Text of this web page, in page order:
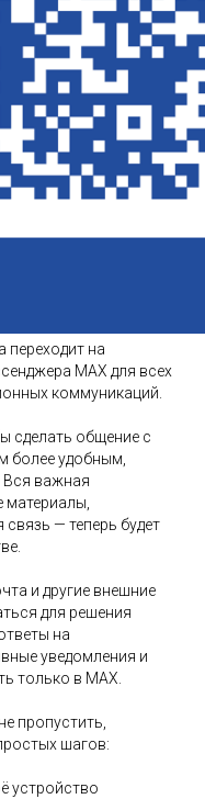
переходит на
МАХ для всех
коммуникаций.
сделать общение с
более удобным,
важная
— теперь будет
и другие внешние
для решения
на
уведомления и
только в МАХ.
пропустить,
шагов:
устройство